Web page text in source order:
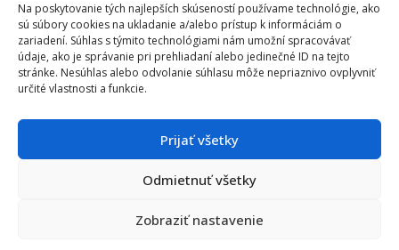
Na poskytovanie tých najlepších skúseností používame technológie, ako
sú súbory cookies na ukladanie a/alebo prístup k informáciám o
zariadení. Súhlas s týmito technológiami nám umožní spracovávať
údaje, ako je správanie pri prehliadaní alebo jedinečné ID na tejto
stránke. Nesúhlas alebo odvolanie súhlasu môže nepriaznivo ovplyvniť
určité vlastnosti a funkcie.
Prijať všetky
Odmietnuť všetky
Zobraziť nastavenie
831 04 Bratislava
IČO: 50922688
DIČ: 2120539388
IČ DPH: SK2120539388
Po – Pia: 8:00 – 16:30